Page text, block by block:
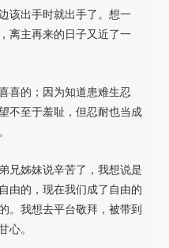
该出手时就出手了。想一
离主再来的日子又近了一
喜的；因为知道患难生忍
不至于羞耻，但忍耐也当成
兄姊妹说辛苦了，我想说是
由的，现在我们成了自由的
我想去平台敬拜，被带到
心。